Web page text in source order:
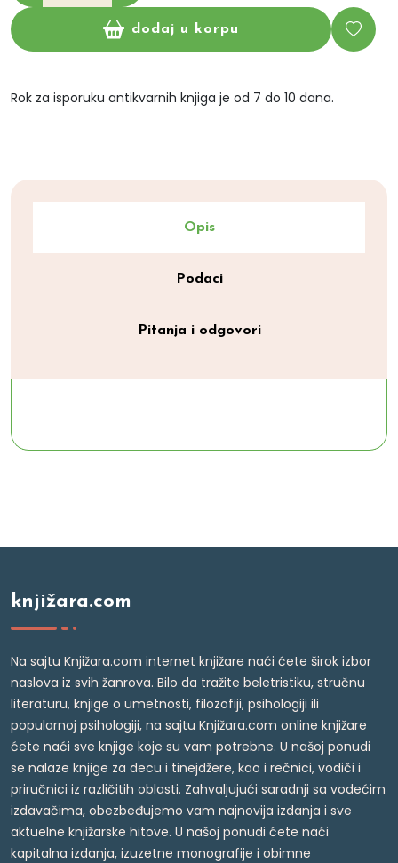
dodaj u korpu
Rok za isporuku antikvarnih knjiga je od 7 do 10 dana.
Opis
Podaci
Pitanja i odgovori
knjižara.com
Na sajtu Knjižara.com internet knjižare naći ćete širok izbor
naslova iz svih žanrova. Bilo da tražite beletristiku, stručnu
literaturu, knjige o umetnosti, filozofiji, psihologiji ili
popularnoj psihologiji, na sajtu Knjižara.com online knjižare
ćete naći sve knjige koje su vam potrebne. U našoj ponudi
se nalaze knjige za decu i tinejdžere, kao i rečnici, vodiči i
priručnici iz različitih oblasti. Zahvaljujući saradnji sa vodećim
izdavačima, obezbeđujemo vam najnovija izdanja i sve
aktuelne knjižarske hitove. U našoj ponudi ćete naći
kapitalna izdanja, izuzetne monografije i obimne